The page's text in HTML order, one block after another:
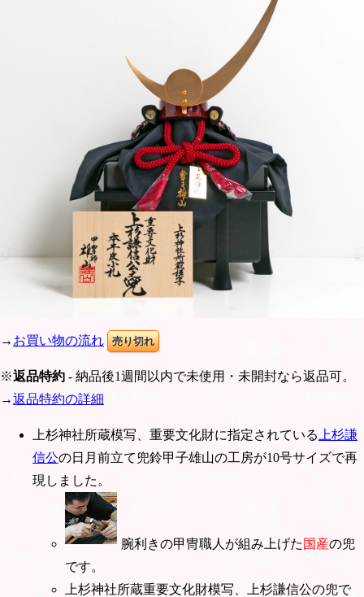
→ お買い物の流れ 売り切れ
※返品特約 - 納品後1週間以内で未使用・未開封なら返品可。
→返品特約の詳細
上杉神社所蔵模写、重要文化財に指定されている 上杉謙
信公の日月前立て兜鈴甲子雄山の工房が10号サイズで再
現しました。
腕利きの甲冑職人が組み上げた 国産の兜
です。
上杉神社所蔵重要文化財模写、上杉謙信公の兜で